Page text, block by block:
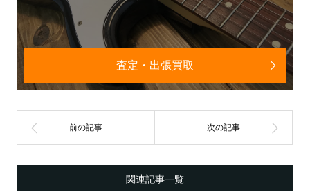
査定・出張買取
関連記事一覧